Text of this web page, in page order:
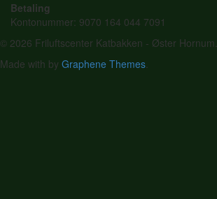
Betaling
Kontonummer: 9070 164 044 7091
© 2026 Friluftscenter Katbakken - Øster Hornum.
Made with by Graphene Themes.